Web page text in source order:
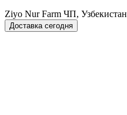
Ziyo Nur Farm ЧП, Узбекистан
Доставка сегодня